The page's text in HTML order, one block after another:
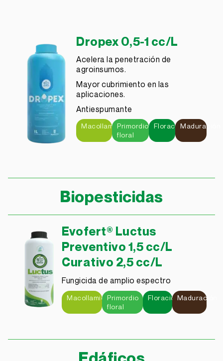
Dropex 0,5-1 cc/L
Acelera la penetración de
agroinsumos.
Mayor cubrimiento en las
aplicaciones.
Antiespumante
MacollamientoPrimordio
floral
FloraciónMaduración
Biopesticidas
Evofert® Luctus
Preventivo 1,5 cc/L
Curativo 2,5 cc/L
Fungicida de amplio espectro
MacollamientoPrimordio
floral
FloraciónMaduración